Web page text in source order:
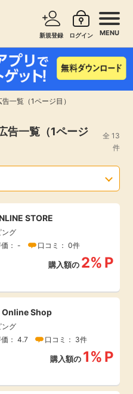
新規登録 ログイン MENU
一覧（1ページ目）
ショッピングで探す
告一覧（1ページ
全 13
件
STORE
ング
： -
口コミ： 0件
購入額の 2% P
Online Shop
ング
： 4.7
口コミ： 3件
購入額の 1% P